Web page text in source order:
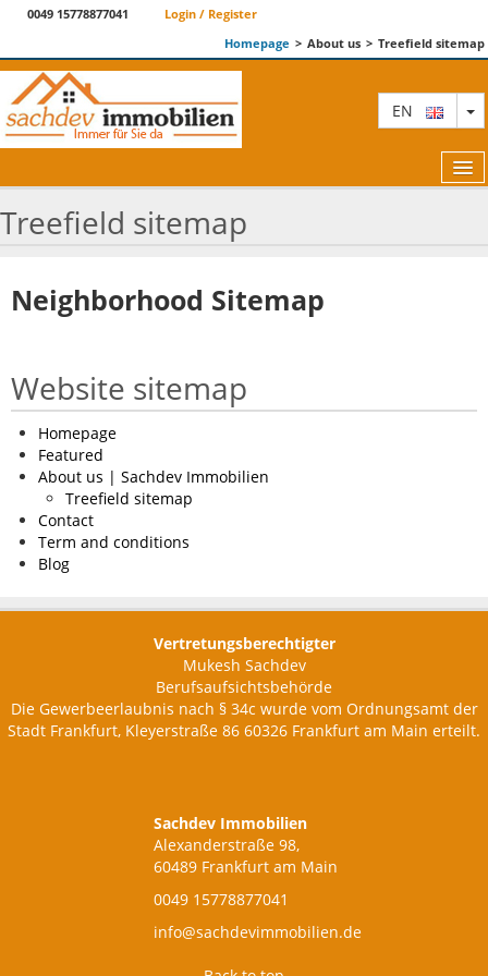
0049 15778877041
Login / Register
Homepage > About us > Treefield sitemap
EN
ABOUT US
TERM AND CONDITIONS
Treefield sitemap
Neighborhood Sitemap
Website sitemap
Homepage
Featured
About us | Sachdev Immobilien
Treefield sitemap
Contact
Term and conditions
Blog
Vertretungsberechtigter
Mukesh Sachdev
Berufsaufsichtsbehörde
Die Gewerbeerlaubnis nach § 34c wurde vom Ordnungsamt der
Stadt Frankfurt, Kleyerstraße 86 60326 Frankfurt am Main erteilt.
Sachdev Immobilien
Alexanderstraße 98,
60489 Frankfurt am Main
0049 15778877041
info@sachdevimmobilien.de